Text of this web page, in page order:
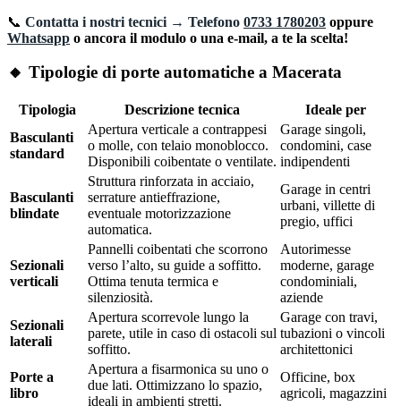
📞 Contatta i nostri tecnici → Telefono 0733 1780203 oppure
Whatsapp o ancora il modulo o una e-mail, a te la scelta!
🔸 Tipologie di porte automatiche a Macerata
Tipologia Descrizione tecnica
Ideale per
Basculanti
standard
Apertura verticale a contrappesi
o molle, con telaio monoblocco.
Disponibili coibentate o ventilate.
Garage singoli,
condomini, case
indipendenti
Basculanti
blindate
Struttura rinforzata in acciaio,
serrature antieffrazione,
eventuale motorizzazione
automatica.
Garage in centri
urbani, villette di
pregio, uffici
Sezionali
verticali
Pannelli coibentati che scorrono
verso l’alto, su guide a soffitto.
Ottima tenuta termica e
silenziosità.
Autorimesse
moderne, garage
condominiali,
aziende
Sezionali
laterali
Apertura scorrevole lungo la
parete, utile in caso di ostacoli sul
soffitto.
Garage con travi,
tubazioni o vincoli
architettonici
Porte a
libro
Apertura a fisarmonica su uno o
due lati. Ottimizzano lo spazio,
ideali in ambienti stretti.
Officine, box
agricoli, magazzini